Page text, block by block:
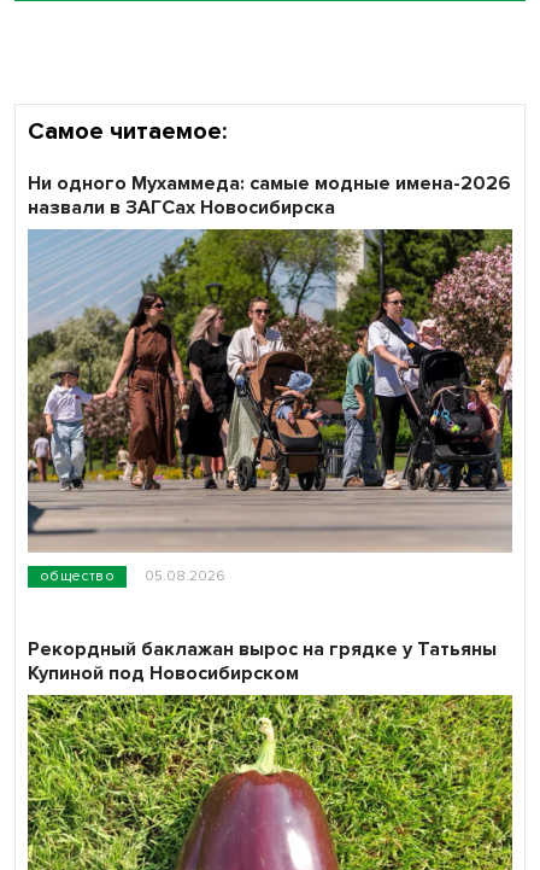
Самое читаемое:
общество 05.08.2026
Ни одного Мухаммеда: самые модные имена-2026
назвали в ЗАГСах Новосибирска
Рекордный баклажан вырос на грядке у Татьяны
Купиной под Новосибирском